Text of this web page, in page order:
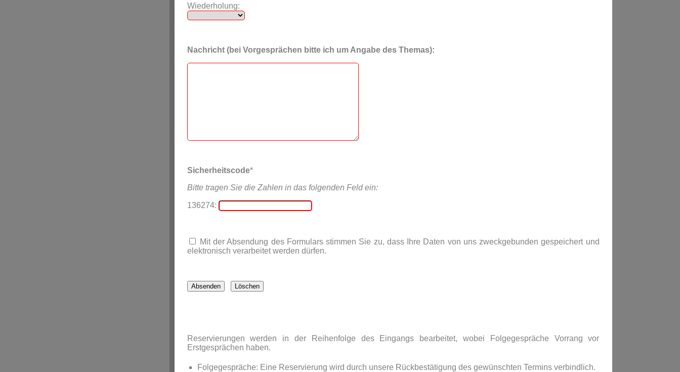
Wiederholung:
Nachricht (bei Vorgesprächen bitte ich um Angabe des Themas):
Sicherheitscode*
Bitte tragen Sie die Zahlen in das folgenden Feld ein:
136274:
Mit der Absendung des Formulars stimmen Sie zu, dass Ihre Daten von uns zweckgebunden gespeichert und
elektronisch verarbeitet werden dürfen.
Reservierungen werden in der Reihenfolge des Eingangs bearbeitet, wobei Folgegespräche Vorrang vor
Erstgesprächen haben.
Folgegespräche: Eine Reservierung wird durch unsere Rückbestätigung des gewünschten Termins verbindlich.